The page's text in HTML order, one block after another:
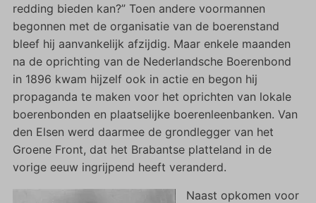
redding bieden kan?” Toen andere voormannen
begonnen met de organisatie van de boerenstand
bleef hij aanvankelijk afzijdig. Maar enkele maanden
na de oprichting van de Nederlandsche Boerenbond
in 1896 kwam hijzelf ook in actie en begon hij
propaganda te maken voor het oprichten van lokale
boerenbonden en plaatselijke boerenleenbanken. Van
den Elsen werd daarmee de grondlegger van het
Groene Front, dat het Brabantse platteland in de
vorige eeuw ingrijpend heeft veranderd.
Naast opkomen voor